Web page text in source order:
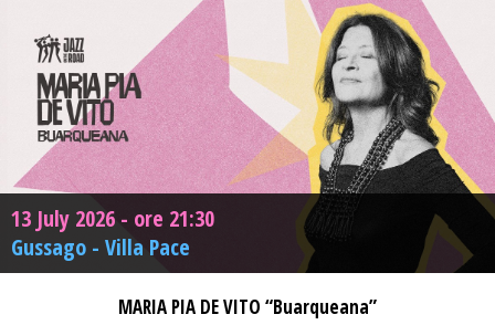
13 July 2026 - ore 21:30
Gussago - Villa Pace
MARIA PIA DE VITO “Buarqueana”